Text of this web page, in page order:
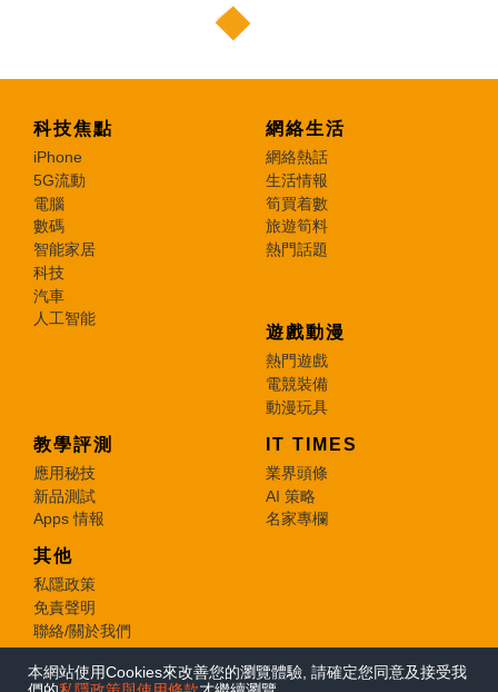
本網站使用Cookies來改善您的瀏覽體驗, 請確定您同意及接受我
科技焦點
iPhone
5G流動
電腦
數碼
智能家居
科技
汽車
人工智能
網絡生活
網絡熱話
生活情報
筍買着數
旅遊筍料
熱門話題
遊戲動漫
熱門遊戲
電競裝備
動漫玩具
教學評測
應用秘技
新品測試
Apps 情報
IT TIMES
業界頭條
AI 策略
名家專欄
其他
私隱政策
免責聲明
聯絡/關於我們
© 2026 e-zone. All Rights Reserved.